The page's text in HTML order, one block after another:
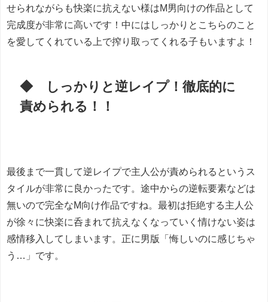
せられながらも快楽に抗えない様はM男向けの作品として
完成度が非常に高いです！中にはしっかりとこちらのこと
を愛してくれている上で搾り取ってくれる子もいますよ！
◆ しっかりと逆レイプ！徹底的に
責められる！！
最後まで一貫して逆レイプで主人公が責められるというス
タイルが非常に良かったです。途中からの逆転要素などは
無いので完全なM向け作品ですね。最初は拒絶する主人公
が徐々に快楽に呑まれて抗えなくなっていく情けない姿は
感情移入してしまいます。正に男版「悔しいのに感じちゃ
う…」です。